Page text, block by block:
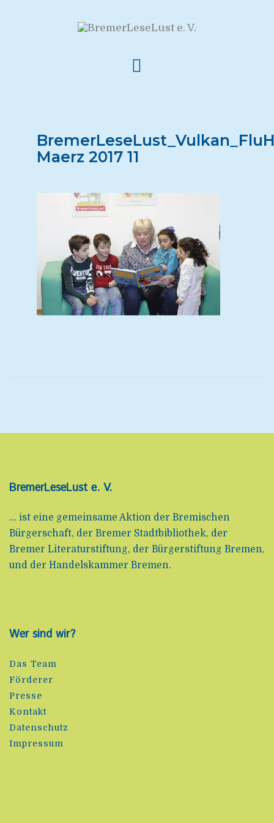
Maerz 2017 11
BremerLeseLust e. V.
... ist eine gemeinsame Aktion der Bremischen
Bürgerschaft, der Bremer Stadtbibliothek, der
Bremer Literaturstiftung, der Bürgerstiftung Bremen,
und der Handelskammer Bremen.
Wer sind wir?
Das Team
Förderer
Presse
Kontakt
Datenschutz
Impressum